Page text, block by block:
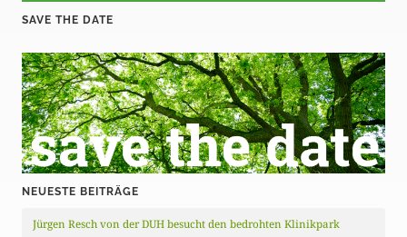
SAVE THE DATE
NEUESTE BEITRÄGE
Jürgen Resch von der DUH besucht den bedrohten Klinikpark